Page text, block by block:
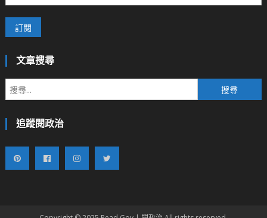
文章搜尋
尋
追蹤閱政治